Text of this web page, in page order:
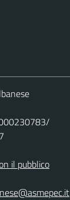
il pubblico